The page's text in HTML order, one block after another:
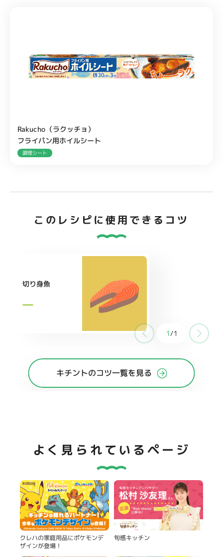
Rakucho（ラクッチョ）
フライパン用ホイルシート
調理シート
このレシピに使用できるコツ
切り身魚
1/1
キチントのコツ一覧を見る
よく見られているページ
クレハの家庭用品にポケモンデ
ザインが登場！
旬感キッチン